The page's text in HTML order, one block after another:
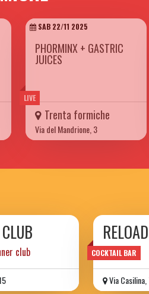
LIVE
SAB 22/11 2025
PHORMINX + GASTRIC
JUICES
Trenta formiche
Via del Mandrione, 3
club COCKTAIL BAR
Via